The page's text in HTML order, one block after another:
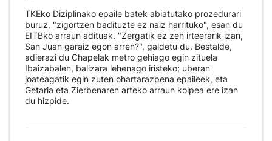
TKEko Diziplinako epaile batek abiatutako prozedurari
buruz, "zigortzen badituzte ez naiz harrituko", esan du
EITBko arraun adituak. "Zergatik ez zen irteerarik izan,
San Juan garaiz egon arren?", galdetu du. Bestalde,
adierazi du Chapelak metro gehiago egin zituela
Ibaizabalen, balizara lehenago iristeko; uberan
joateagatik egin zuten ohartarazpena epaileek, eta
Getaria eta Zierbenaren arteko arraun kolpea ere izan
du hizpide.